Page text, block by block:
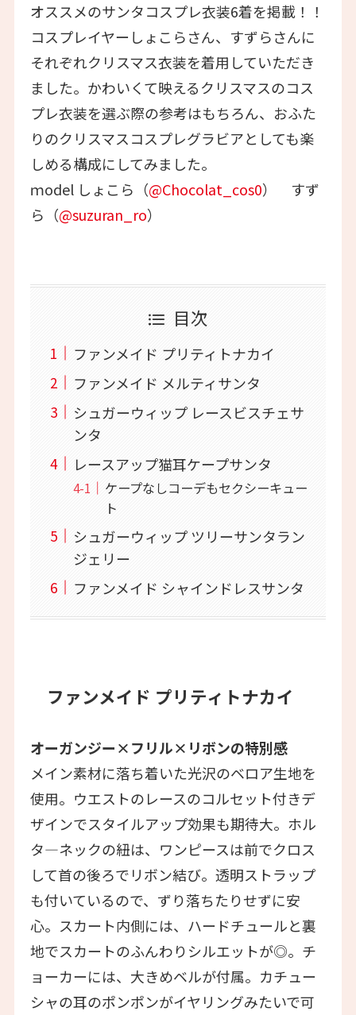
オススメのサンタコスプレ衣装6着を掲載！！
コスプレイヤーしょこらさん、すずらさんに
それぞれクリスマス衣装を着用していただき
ました。かわいくて映えるクリスマスのコス
プレ衣装を選ぶ際の参考はもちろん、おふた
りのクリスマスコスプレグラビアとしても楽
しめる構成にしてみました。
ｍodel しょこら（@Chocolat_cos0） すず
ら（@suzuran_ro）
目次
ファンメイド プリティトナカイ
ファンメイド メルティサンタ
シュガーウィップ レースビスチェサ
ンタ
レースアップ猫耳ケープサンタ
ケープなしコーデもセクシーキュー
ト
シュガーウィップ ツリーサンタラン
ジェリー
ファンメイド シャインドレスサンタ
ファンメイド プリティトナカイ
オーガンジー×フリル×リボンの特別感
メイン素材に落ち着いた光沢のベロア生地を
使用。ウエストのレースのコルセット付きデ
ザインでスタイルアップ効果も期待大。ホル
タ―ネックの紐は、ワンピースは前でクロス
して首の後ろでリボン結び。透明ストラップ
も付いているので、ずり落ちたりせずに安
心。スカート内側には、ハードチュールと裏
地でスカートのふんわりシルエットが◎。チ
ョーカーには、大きめベルが付属。カチュー
シャの耳のポンポンがイヤリングみたいで可